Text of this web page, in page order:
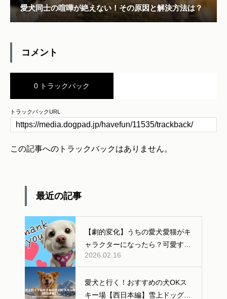
愛犬同士の喧嘩が絶えない！その原因と解決方法は？
コメント
0 トラックバック
トラックバックURL
この記事へのトラックバックはありません。
最近の記事
【劇的変化】うちの愛犬愛猫がキ
ャラクターになったら？可愛すぎ
る「AI変身」ギャラリー公開！
2026.02.16
愛犬と行く！おすすめの犬OKス
キー場【西日本編】雪上ドッグラ